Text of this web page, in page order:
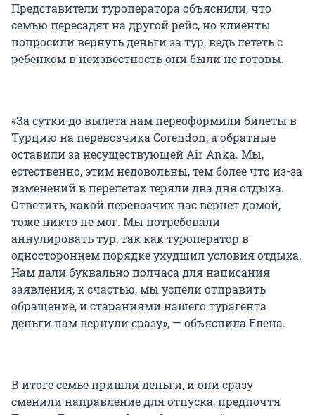
Представители туроператора объяснили, что
семью пересадят на другой рейс, но клиенты
попросили вернуть деньги за тур, ведь лететь с
ребенком в неизвестность они были не готовы.
«За сутки до вылета нам переоформили билеты в
Турцию на перевозчика Corendon, а обратные
оставили за несуществующей Air Anka. Мы,
естественно, этим недовольны, тем более что из-за
изменений в перелетах теряли два дня отдыха.
Ответить, какой перевозчик нас вернет домой,
тоже никто не мог. Мы потребовали
аннулировать тур, так как туроператор в
одностороннем порядке ухудшил условия отдыха.
Нам дали буквально полчаса для написания
заявления, к счастью, мы успели отправить
обращение, и стараниями нашего турагента
деньги нам вернули сразу», — объяснила Елена.
В итоге семье пришли деньги, и они сразу
сменили направление для отпуска, предпочтя